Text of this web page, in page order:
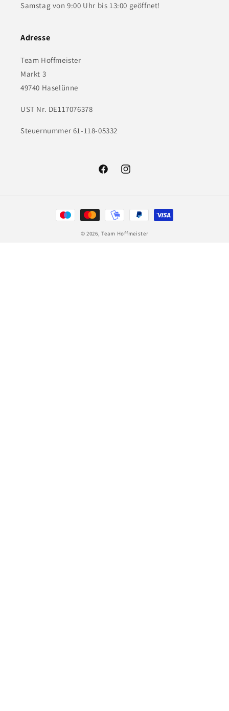
Samstag von 9:00 Uhr bis 13:00 geöffnet!
Adresse
Team Hoffmeister
Markt 3
49740 Haselünne
UST Nr. DE117076378
Steuernummer 61-118-05332
FacebookInstagram
Zahlungsmethoden
© 2026,Team Hoffmeister